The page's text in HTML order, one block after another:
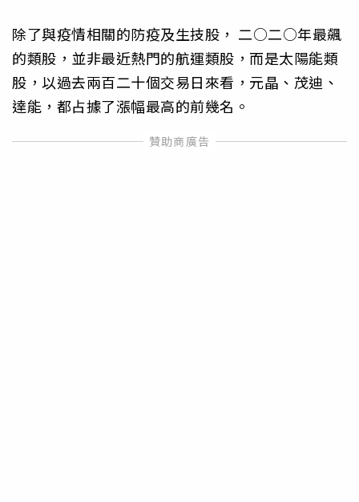
除了與疫情相關的防疫及生技股， 二○二○年最飆
的類股，並非最近熱門的航運類股，而是太陽能類
股，以過去兩百二十個交易日來看，元晶、茂迪、
達能，都占據了漲幅最高的前幾名。